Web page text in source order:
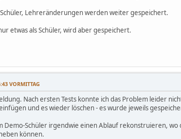
Lehreränderungen werden weiter gespeichert.
etwas als Schüler, wird aber gespeichert.
VORMITTAG
Nach ersten Tests konnte ich das Problem leider
und es wieder löschen - es wurde jeweils
Demo-Schüler irgendwie einen Ablauf rekonstruieren,
können.